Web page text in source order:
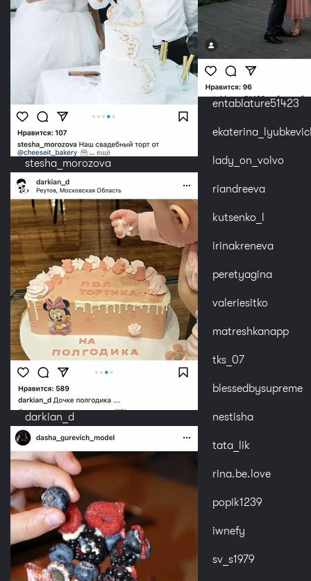
stesha_morozova
darkian_d
entablature51423
lady_on_volvo
riandreeva
kutsenko_l
irinakreneva
peretyagina
valeriesitko
matreshkanapp
tks_07
blessedbysupreme
nestisha
tata_lik
rina.be.love
popik1239
iwnefy
sv_s1979